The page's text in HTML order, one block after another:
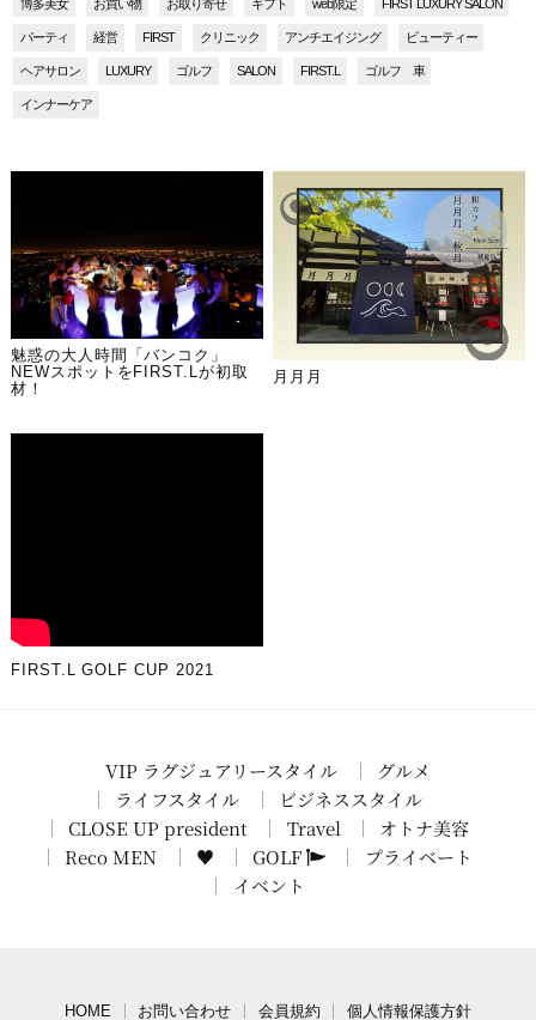
博多美女 お買い物 お取り寄せ ギフト web限定 FIRST LUXURY SALON
パーティ 経営 FIRST クリニック アンチエイジング ビューティー
ヘアサロン LUXURY ゴルフ SALON FIRST.L ゴルフ 車
インナーケア
魅惑の大人時間「バンコク」
NEWスポットをFIRST.Lが初取
材！
月月月
FIRST.L GOLF CUP 2021
VIP ラグジュアリースタイル
グルメ
ライフスタイル
ビジネススタイル
CLOSE UP president
Travel
オトナ美容
Reco MEN
♥ GOLF
プライベート
イベント
HOME お問い合わせ 会員規約 個人情報保護方針